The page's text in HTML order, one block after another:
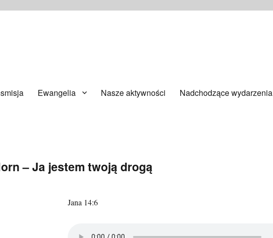
Ewangelia Nasze aktywności Nadchodzące wydarzenia
– Ja jestem twoją drogą
Jana 14:6